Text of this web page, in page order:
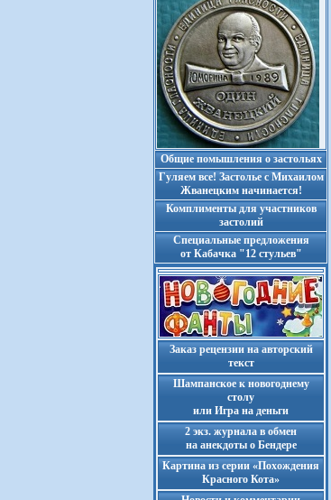
Общие помышления о застольях
Гуляем все! Застолье с Михаилом
Жванецким начинается!
Комплименты для участников
застолий
Cпециальные предложения
от Кабачка "12 стульев"
Заказ рецензии на авторский
текст
Шампанское к новогоднему
столу
или Игра на деньги
2 экз. журнала в обмен
на анекдоты о Бендере
Картина из серии «Похождения
Красного Кота»